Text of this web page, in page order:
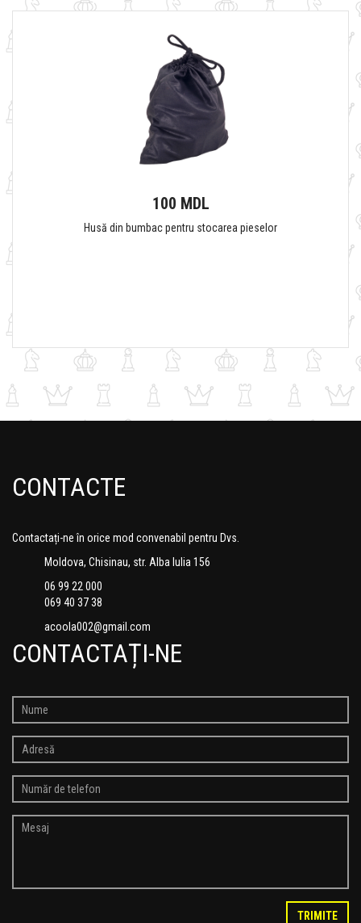
100 MDL
Husă din bumbac pentru stocarea pieselor
CONTACTE
Contactați-ne în orice mod convenabil pentru Dvs.
Moldova, Chisinau, str. Alba Iulia 156
06 99 22 000
069 40 37 38
acoola002@gmail.com
CONTACTAȚI-NE
TRIMITE